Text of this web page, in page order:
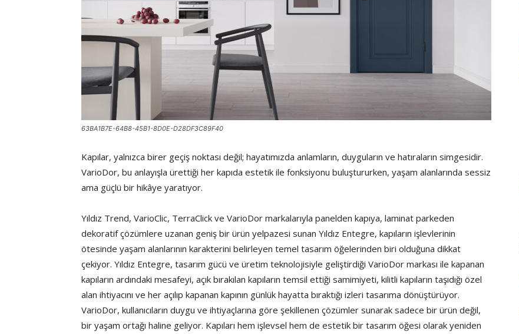
63BA1B7E-64B8-45B1-8D0E-D28DF3C89F40
Kapılar, yalnızca birer geçiş noktası değil; hayatımızda anlamların, duyguların ve hatıraların simgesidir.
VarioDor, bu anlayışla ürettiği her kapıda estetik ile fonksiyonu buluştururken, yaşam alanlarında sessiz
ama güçlü bir hikâye yaratıyor.
Yıldız Trend, VarioClic, TerraClick ve VarioDor markalarıyla panelden kapıya, laminat parkeden
dekoratif çözümlere uzanan geniş bir ürün yelpazesi sunan Yıldız Entegre, kapıların işlevlerinin
ötesinde yaşam alanlarının karakterini belirleyen temel tasarım öğelerinden biri olduğuna dikkat
çekiyor. Yıldız Entegre, tasarım gücü ve üretim teknolojisiyle geliştirdiği VarioDor markası ile kapanan
kapıların ardındaki mesafeyi, açık bırakılan kapıların temsil ettiği samimiyeti, kilitli kapıların taşıdığı özel
alan ihtiyacını ve her açılıp kapanan kapının günlük hayatta bıraktığı izleri tasarıma dönüştürüyor.
VarioDor, kullanıcıların duygu ve ihtiyaçlarına göre şekillenen çözümler sunarak sadece bir ürün değil,
bir yaşam ortağı haline geliyor. Kapıları hem işlevsel hem de estetik bir tasarım öğesi olarak yeniden